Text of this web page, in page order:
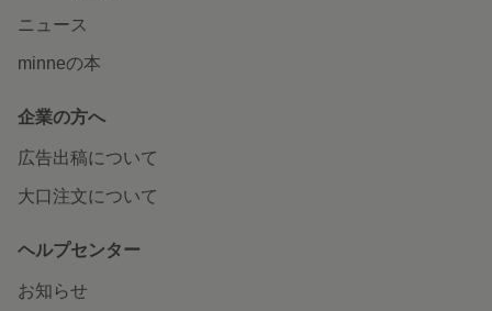
ニュース
minneの本
企業の方へ
広告出稿について
大口注文について
ヘルプセンター
お知らせ